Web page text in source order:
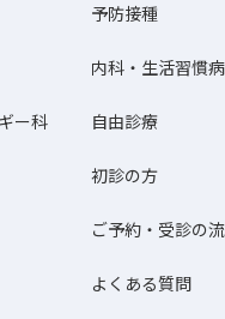
予防接種
内科・生活習慣病
ー科 自由診療
初診の方
ご予約・受診の
よくある質問